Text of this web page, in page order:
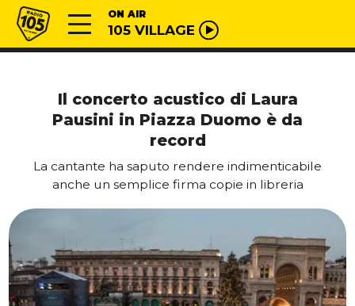
Vai al contenuto
Radio 105 ON AIR
105 VILLAGE
Il concerto acustico di Laura
Pausini in Piazza Duomo è da
record
La cantante ha saputo rendere indimenticabile
anche un semplice firma copie in libreria